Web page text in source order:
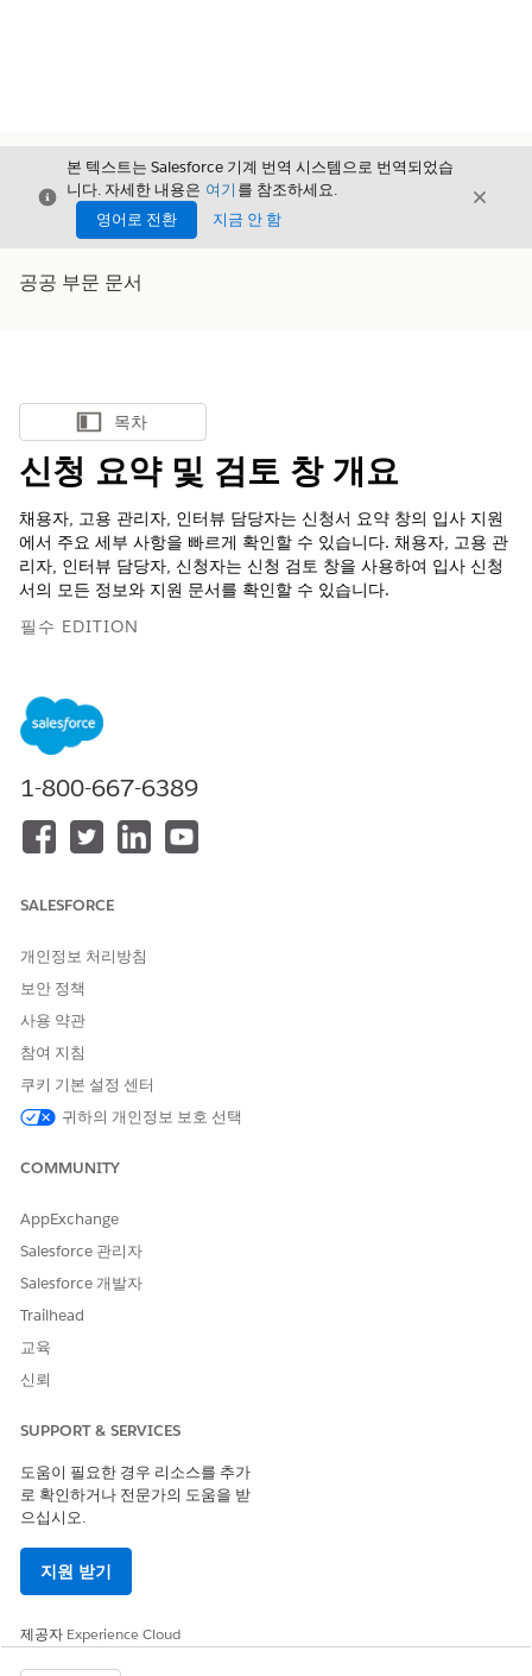
닫기
본 텍스트는 Salesforce 기계 번역 시스템으로 번역되었습
니다. 자세한 내용은 여기 를 참조하세요.
영어로 전환
지금 안 함
닫기
공공 부문 문서
목차 표시
목차
신청 요약 및 검토 창 개요
채용자, 고용 관리자, 인터뷰 담당자는 신청서 요약 창의 입사 지원
에서 주요 세부 사항을 빠르게 확인할 수 있습니다. 채용자, 고용 관
리자, 인터뷰 담당자, 신청자는 신청 검토 창을 사용하여 입사 신청
서의 모든 정보와 지원 문서를 확인할 수 있습니다.
필수 EDITION
인재 채용 관리 데이터 모델에서 입사 신청의 정보는 여러 개체에
저장됩니다. 신청 요약 및 신청 검토 창은 해당 개체의 데이터를 통
합하고 표시하여 사용자의 신청 선별 및 검토 과업을 간소화합니다.
다음 페이지에서 응용 프로그램 요약 창이 사전 구성되어 있습니다.
인재 채용 관리 앱: 신청서 양식의 레코드 페이지의 신청 처리
직원 현장: 신청서의 레코드 페이지의 세부 사항 탭
Omnistudio FlexCard에 신청 요약이 표시됩니다. Omnistudio 데
이터 매퍼는 FlexCard가 표시하는 데이터를 가져옵니다. 이러한 구
성 요소를 사용자 정의하여 응용 프로그램 요약에 사용자와 관련된
세부 사항을 표시합니다.
사용자는 다음 방법 중 하나로 응용 프로그램 검토 창에 액세스할
수 있습니다.
커리어 사이트: 신청자는 신청서의 레코드 페이지의 세부 사항
인재 채용 관리 앱: 채용 담당자 및 HR 전문가는 응용 프로그램
그램 검토 창을 볼 수 있습니다.
직원 사이트: 고용 관리자와 인터뷰 담당자는 응용 프로그램 요
램 검토 창을 볼 수 있습니다.
청 정보를 표시합니다. Omnistudio 통합 절차 및 데이터 매퍼는
FlexCard가 표시하는 데이터를 가져옵니다. 입사 지원 안내 플로를
문서에 액세스할 수 있도록 신청 검토 창의 Omnistudio 구성 요소
신청 요약 및 신청 검토 구성 요소
공공 부문(기존의 공공 부문 솔루션)에는 신청 요약 및 신청 검
다.
1-800-667-6389
SALESFORCE
개인정보 처리방침
보안 정책
사용 약관
참여 지침
쿠키 기본 설정 센터
귀하의 개인정보 보호 선택
COMMUNITY
AppExchange
Salesforce 관리자
Salesforce 개발자
Trailhead
교육
신뢰
SUPPORT & SERVICES
도움이 필요한 경우 리소스를 추가
로 확인하거나 전문가의 도움을 받
으십시오.
지원 받기
제공자 Experience Cloud